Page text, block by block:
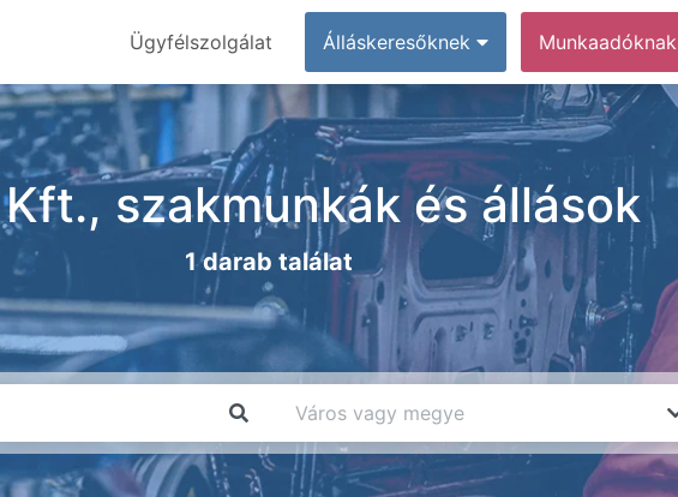
Ügyfélszolgálat Álláskeresőknek Munkaadóknak
Kft., szakmunkák és állások
1 darab találat